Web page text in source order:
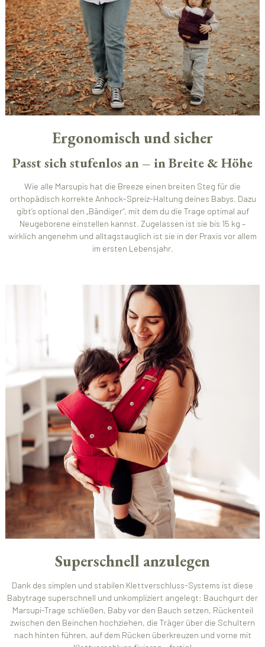
Ergonomisch und sicher
Passt sich stufenlos an – in Breite & Höhe
Wie alle Marsupis hat die Breeze einen breiten Steg für die
orthopädisch korrekte Anhock-Spreiz-Haltung deines Babys. Dazu
gibt’s optional den „Bändiger“, mit dem du die Trage optimal auf
Neugeborene einstellen kannst. Zugelassen ist sie bis 15 kg –
wirklich angenehm und alltagstauglich ist sie in der Praxis vor allem
im ersten Lebensjahr.
Superschnell anzulegen
Dank des simplen und stabilen Klettverschluss-Systems ist diese
Babytrage superschnell und unkompliziert angelegt: Bauchgurt der
Marsupi-Trage schließen, Baby vor den Bauch setzen, Rückenteil
zwischen den Beinchen hochziehen, die Träger über die Schultern
nach hinten führen, auf dem Rücken überkreuzen und vorne mit